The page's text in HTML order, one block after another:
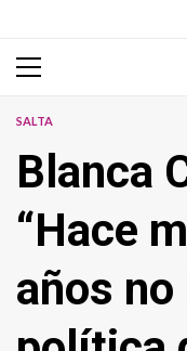
Primary
SALTA
Blanca
“Hace
años no